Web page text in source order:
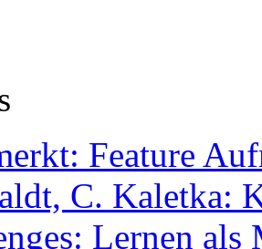
Feature
C. Kaletka:
Lernen als